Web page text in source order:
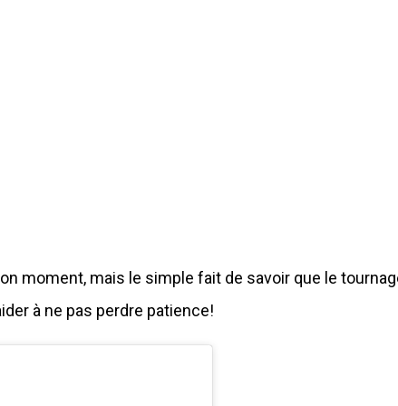
moment, mais le simple fait de savoir que le
à ne pas perdre patience!